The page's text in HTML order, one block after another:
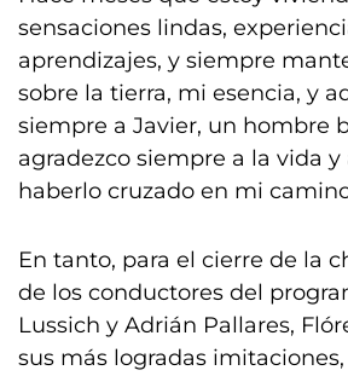
sensaciones lindas,
aprendizajes, y siempre
sobre la tierra, mi esencia, y
siempre a Javier, un hombre
agradezco siempre a la vida y
haberlo cruzado en mi
En tanto, para el cierre de la
de los conductores del
Lussich y Adrián Pallares,
sus más logradas